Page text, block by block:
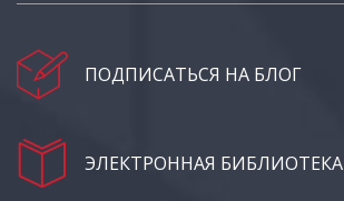
ПОДПИСАТЬСЯ НА БЛОГ
ЭЛЕКТРОННАЯ БИБЛИОТЕКА